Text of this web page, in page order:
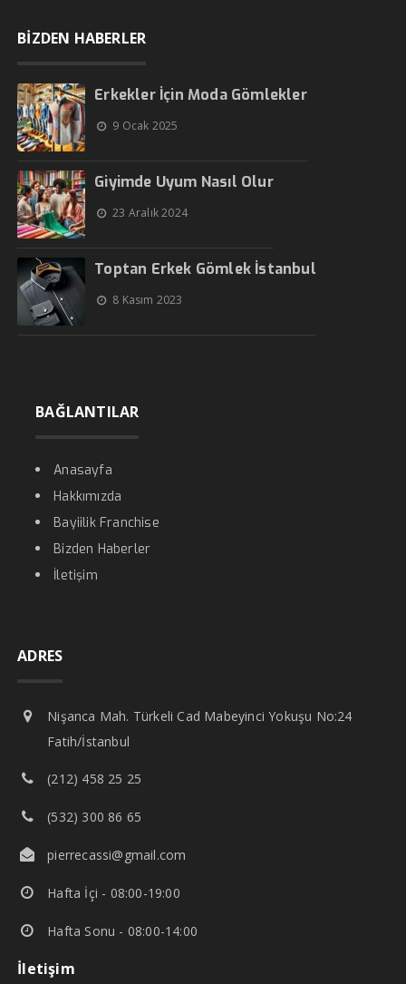
BİZDEN HABERLER
Erkekler İçin Moda Gömlekler
9 Ocak 2025
Giyimde Uyum Nasıl Olur
23 Aralık 2024
Toptan Erkek Gömlek İstanbul
8 Kasım 2023
BAĞLANTILAR
Anasayfa
Hakkımızda
Bayiilik Franchise
Bizden Haberler
İletişim
ADRES
Nişanca Mah. Türkeli Cad Mabeyinci Yokuşu No:24
Fatih/İstanbul
(212) 458 25 25
(532) 300 86 65
pierrecassi@gmail.com
Hafta İçi - 08:00-19:00
Hafta Sonu - 08:00-14:00
İletişim